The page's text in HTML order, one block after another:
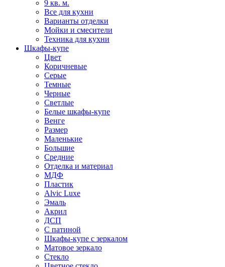
9 кв. м.
Все для кухни
Варианты отделки
Мойки и смесители
Техника для кухни
Шкафы-купе
Цвет
Коричневые
Серые
Темные
Черные
Светлые
Белые шкафы-купе
Венге
Размер
Маленькие
Большие
Средние
Отделка и материал
МДФ
Пластик
Alvic Luxe
Эмаль
Акрил
ДСП
С патиной
Шкафы-купе с зеркалом
Матовое зеркало
Стекло